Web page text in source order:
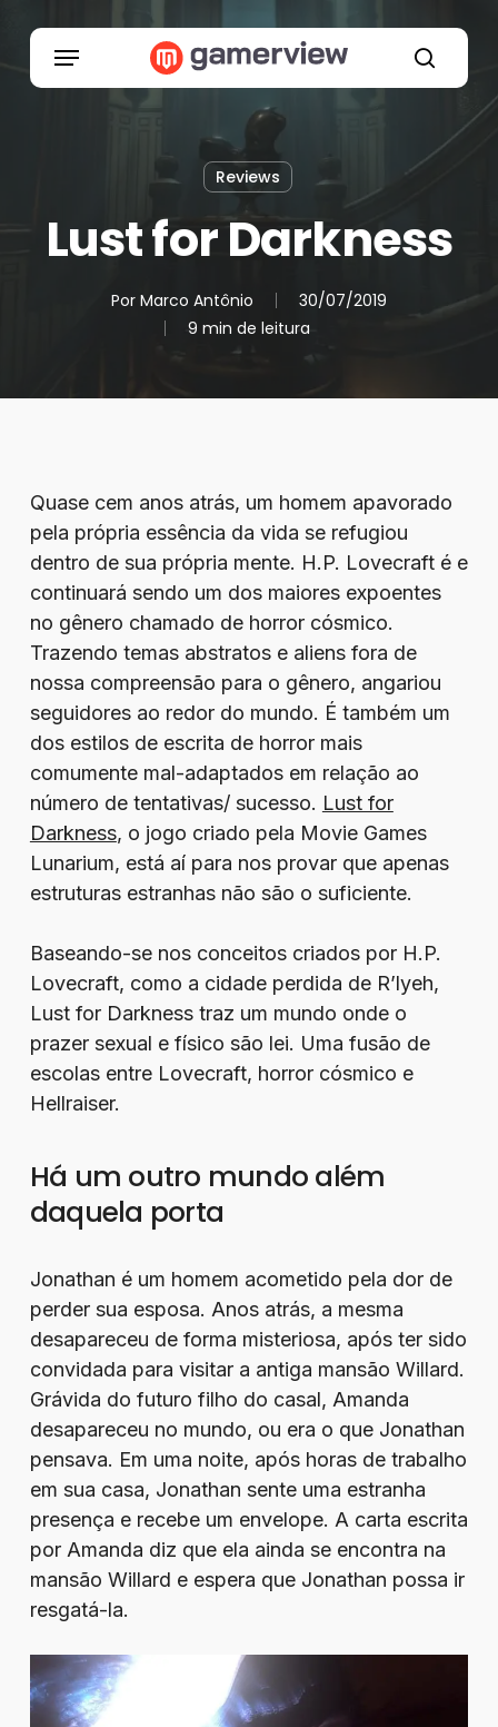
search
Menu
Reviews
Lust for Darkness
Por Marco Antônio
30/07/2019
9 min de leitura
Quase cem anos atrás, um homem apavorado
pela própria essência da vida se refugiou
dentro de sua própria mente. H.P. Lovecraft é e
continuará sendo um dos maiores expoentes
no gênero chamado de horror cósmico.
Trazendo temas abstratos e aliens fora de
nossa compreensão para o gênero, angariou
seguidores ao redor do mundo. É também um
dos estilos de escrita de horror mais
comumente mal-adaptados em relação ao
número de tentativas/ sucesso. Lust for
Darkness, o jogo criado pela Movie Games
Lunarium, está aí para nos provar que apenas
estruturas estranhas não são o suficiente.
Baseando-se nos conceitos criados por H.P.
Lovecraft, como a cidade perdida de R’lyeh,
Lust for Darkness traz um mundo onde o
prazer sexual e físico são lei. Uma fusão de
escolas entre Lovecraft, horror cósmico e
Hellraiser.
Há um outro mundo além
daquela porta
Jonathan é um homem acometido pela dor de
perder sua esposa. Anos atrás, a mesma
desapareceu de forma misteriosa, após ter sido
convidada para visitar a antiga mansão Willard.
Grávida do futuro filho do casal, Amanda
desapareceu no mundo, ou era o que Jonathan
pensava. Em uma noite, após horas de trabalho
em sua casa, Jonathan sente uma estranha
presença e recebe um envelope. A carta escrita
por Amanda diz que ela ainda se encontra na
mansão Willard e espera que Jonathan possa ir
resgatá-la.